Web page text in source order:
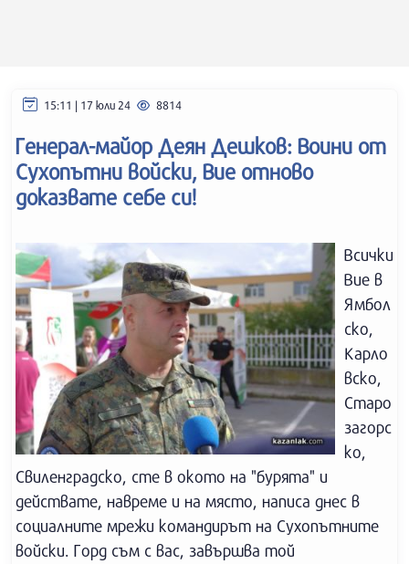
15:11 | 17 юли 24 8814
Генерал-майор Деян Дешков: Воини от
Сухопътни войски, Вие отново
доказвате себе си!
Всички
Вие в
Ямбол
ско,
Карло
вско,
Старо
загорс
ко,
Свиленградско, сте в окото на "бурята" и
действате, навреме и на място, написа днес в
социалните мрежи командирът на Сухопътните
войски. Горд съм с вас, завършва той